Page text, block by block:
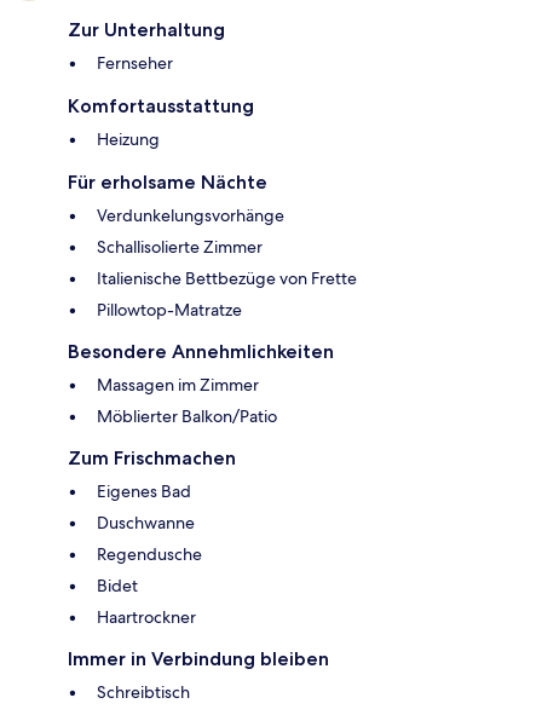
Zur Unterhaltung
Fernseher
Komfortausstattung
Heizung
Für erholsame Nächte
Verdunkelungsvorhänge
Schallisolierte Zimmer
Italienische Bettbezüge von Frette
Pillowtop-Matratze
Besondere Annehmlichkeiten
Massagen im Zimmer
Möblierter Balkon/Patio
Zum Frischmachen
Eigenes Bad
Duschwanne
Regendusche
Bidet
Haartrockner
Immer in Verbindung bleiben
Schreibtisch